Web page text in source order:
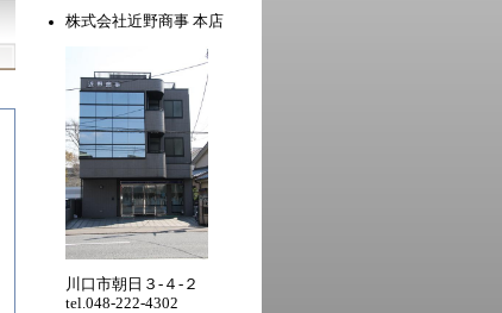
株式会社近野商事 本店
川口市朝日３-４-２
tel.048-222-4302